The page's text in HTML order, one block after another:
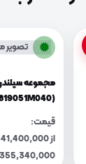
تصویر
مجموعه
(819051M040)
قیمت:
355,340,000 ریال